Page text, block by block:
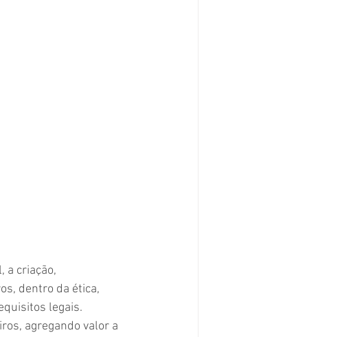
a criação,
dentro da ética,
legais.
agregando valor a